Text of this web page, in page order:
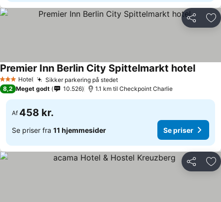
Del
3 StjernerHotel Sikker parkering på stedet
Premier Inn Berlin City Spittelmarkt hotel
8,2 Meget godt 10.526 1.1 km til Checkpoint Charlie
Af 458 kr.
Se priser fra 11 hjemmesider Se priser
Del